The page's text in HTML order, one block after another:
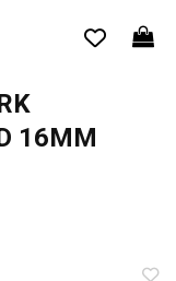
16MM